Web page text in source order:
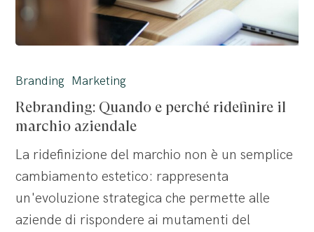
Quando
e
perché
il
marchio
aziendale
Branding Marketing
Rebranding: Quando e perché ridefinire il
marchio aziendale
La ridefinizione del marchio non è un semplice
cambiamento estetico: rappresenta
un'evoluzione strategica che permette alle
aziende di rispondere ai mutamenti del